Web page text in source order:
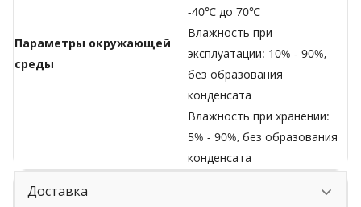
Параметры окружающей
среды
-40℃ до 70℃
Влажность при
эксплуатации: 10% - 90%,
без образования
конденсата
Влажность при хранении:
5% - 90%, без образования
конденсата
Доставка